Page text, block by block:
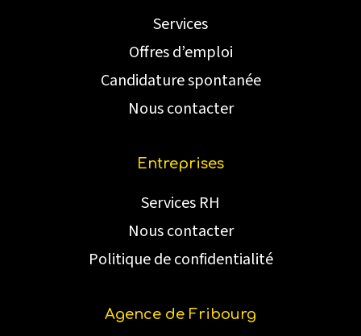
Services
Offres d’emploi
Candidature spontanée
Nous contacter
Entreprises
Services RH
Nous contacter
Politique de confidentialité
Agence de Fribourg